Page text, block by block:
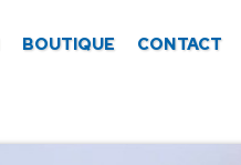
BOUTIQUE CONTACT